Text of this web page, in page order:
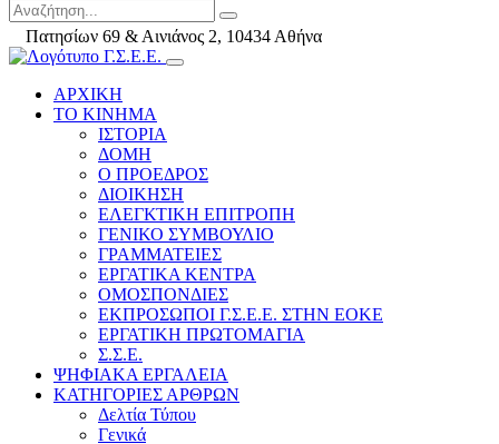
Πατησίων 69 & Αινιάνος 2, 10434 Αθήνα
ΑΡΧΙΚΗ
ΤΟ ΚΙΝΗΜΑ
ΙΣΤΟΡΙΑ
ΔΟΜΗ
Ο ΠΡΟΕΔΡΟΣ
ΔΙΟΙΚΗΣΗ
ΕΛΕΓΚΤΙΚΗ ΕΠΙΤΡΟΠΗ
ΓΕΝΙΚΟ ΣΥΜΒΟΥΛΙΟ
ΓΡΑΜΜΑΤΕΙΕΣ
ΕΡΓΑΤΙΚΑ ΚΕΝΤΡΑ
ΟΜΟΣΠΟΝΔΙΕΣ
ΕΚΠΡΟΣΩΠΟΙ Γ.Σ.Ε.Ε. ΣΤΗΝ ΕΟΚΕ
ΕΡΓΑΤΙΚΗ ΠΡΩΤΟΜΑΓΙΑ
Σ.Σ.Ε.
ΨΗΦΙΑΚΑ ΕΡΓΑΛΕΙΑ
ΚΑΤΗΓΟΡΙΕΣ ΑΡΘΡΩΝ
Δελτία Τύπου
Γενικά